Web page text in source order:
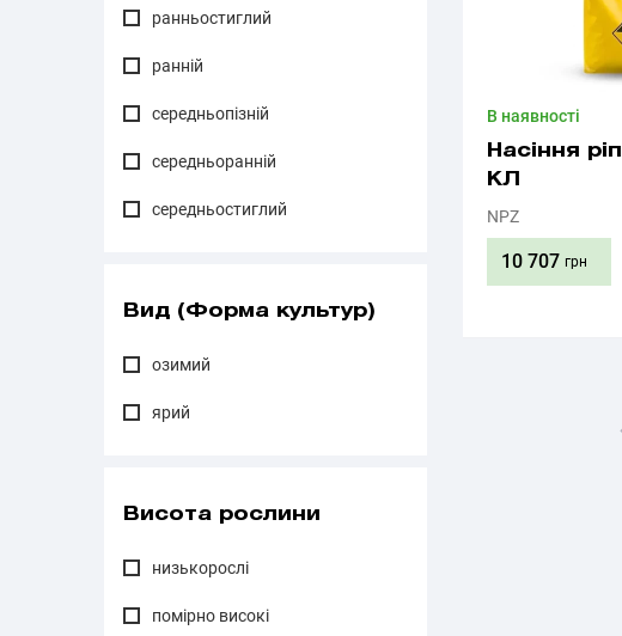
ранньостиглий
ранній
середньопізній
середньоранній
середньостиглий
Вид (Форма культур)
озимий
ярий
Висота рослини
низькорослі
помірно високі
В наявності
Насіння
КЛ
NPZ
10 707 грн